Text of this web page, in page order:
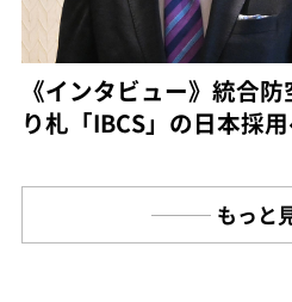
《インタビュー》統合
り札「IBCS」の日本採
もっと